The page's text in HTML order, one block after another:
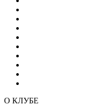
О КЛУБЕ